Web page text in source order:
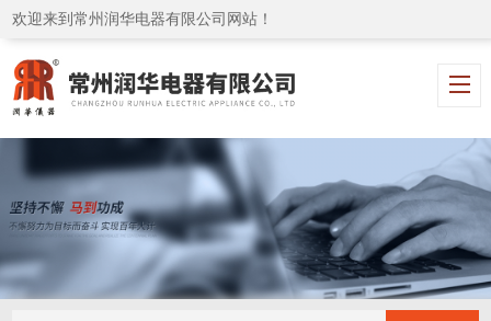
欢迎来到常州润华电器有限公司网站！